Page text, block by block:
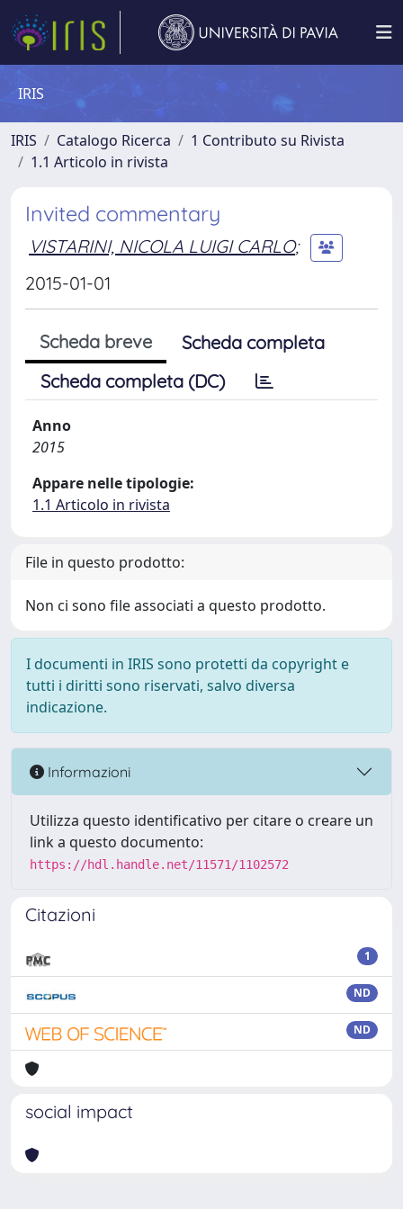
IRIS
IRIS Catalogo Ricerca
1 Contributo su Rivista
1.1 Articolo in rivista
Invited commentary
VISTARINI, NICOLA LUIGI CARLO;
2015-01-01
Scheda breve
Scheda completa
Scheda completa (DC)
Anno
2015
Appare nelle tipologie:
1.1 Articolo in rivista
File in questo prodotto:
Non ci sono file associati a questo prodotto.
I documenti in IRIS sono protetti da copyright e
tutti i diritti sono riservati, salvo diversa
indicazione.
Informazioni
Utilizza questo identificativo per citare o creare un
link a questo documento:
https://hdl.handle.net/11571/1102572
Citazioni
1
ND
ND
social impact